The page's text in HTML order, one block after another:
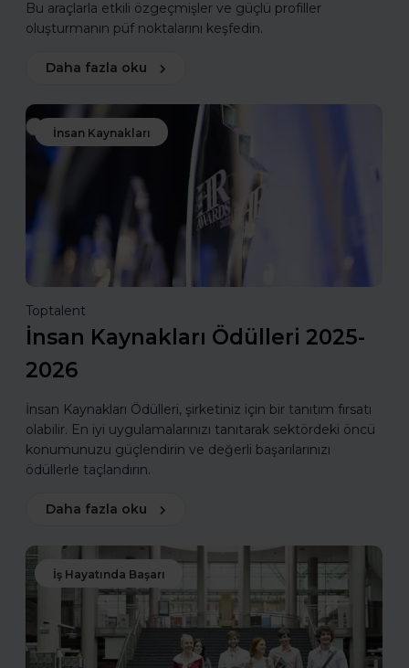
Bu araçlarla etkili özgeçmişler ve güçlü profiller
oluşturmanın püf noktalarını keşfedin.
Daha fazla oku
İnsan Kaynakları
Toptalent
İnsan Kaynakları Ödülleri 2025-
2026
İnsan Kaynakları Ödülleri, şirketiniz için bir tanıtım fırsatı
olabilir. En iyi uygulamalarınızı tanıtarak sektördeki öncü
konumunuzu güçlendirin ve değerli başarılarınızı
ödüllerle taçlandırın.
Daha fazla oku
İş Hayatında Başarı